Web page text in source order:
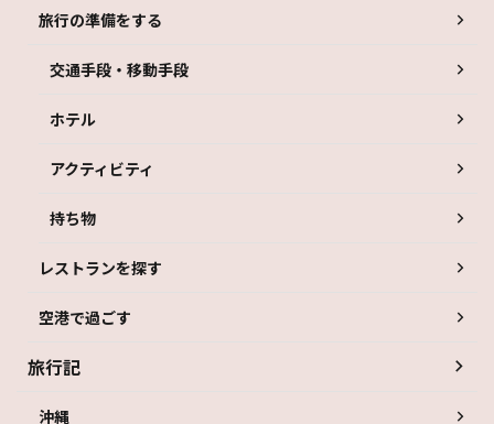
旅行の準備をする
交通手段・移動手段
ホテル
アクティビティ
持ち物
レストランを探す
空港で過ごす
旅行記
沖縄